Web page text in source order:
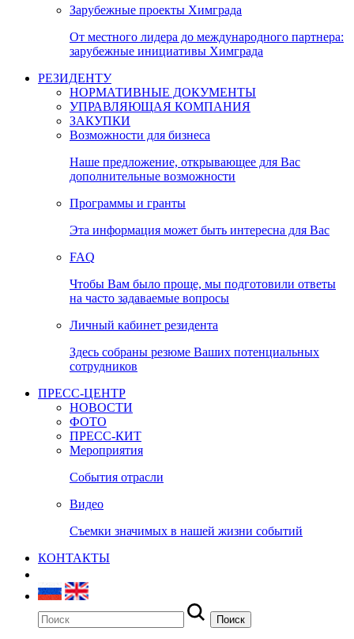
Зарубежные проекты Химграда
От местного лидера до международного партнера:
зарубежные инициативы Химграда
РЕЗИДЕНТУ
НОРМАТИВНЫЕ ДОКУМЕНТЫ
УПРАВЛЯЮЩАЯ КОМПАНИЯ
ЗАКУПКИ
Возможности для бизнеса
Наше предложение, открывающее для Вас
дополнительные возможности
Программы и гранты
Эта информация может быть интересна для Вас
FAQ
Чтобы Вам было проще, мы подготовили ответы
на часто задаваемые вопросы
Личный кабинет резидента
Здесь собраны резюме Ваших потенциальных
сотрудников
ПРЕСС-ЦЕНТР
НОВОСТИ
ФОТО
ПРЕСС-КИТ
Мероприятия
События отрасли
Видео
Съемки значимых в нашей жизни событий
КОНТАКТЫ